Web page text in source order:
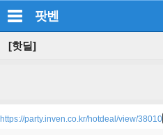
팟벤
[핫딜]
https://party.inven.co.kr/hotdeal/view/38010